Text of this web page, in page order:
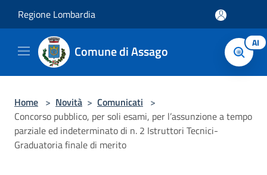
Regione Lombardia
Comune di Assago AI
Home > Novità > Comunicati >
Concorso pubblico, per soli esami, per l’assunzione a tempo
parziale ed indeterminato di n. 2 Istruttori Tecnici-
Graduatoria finale di merito